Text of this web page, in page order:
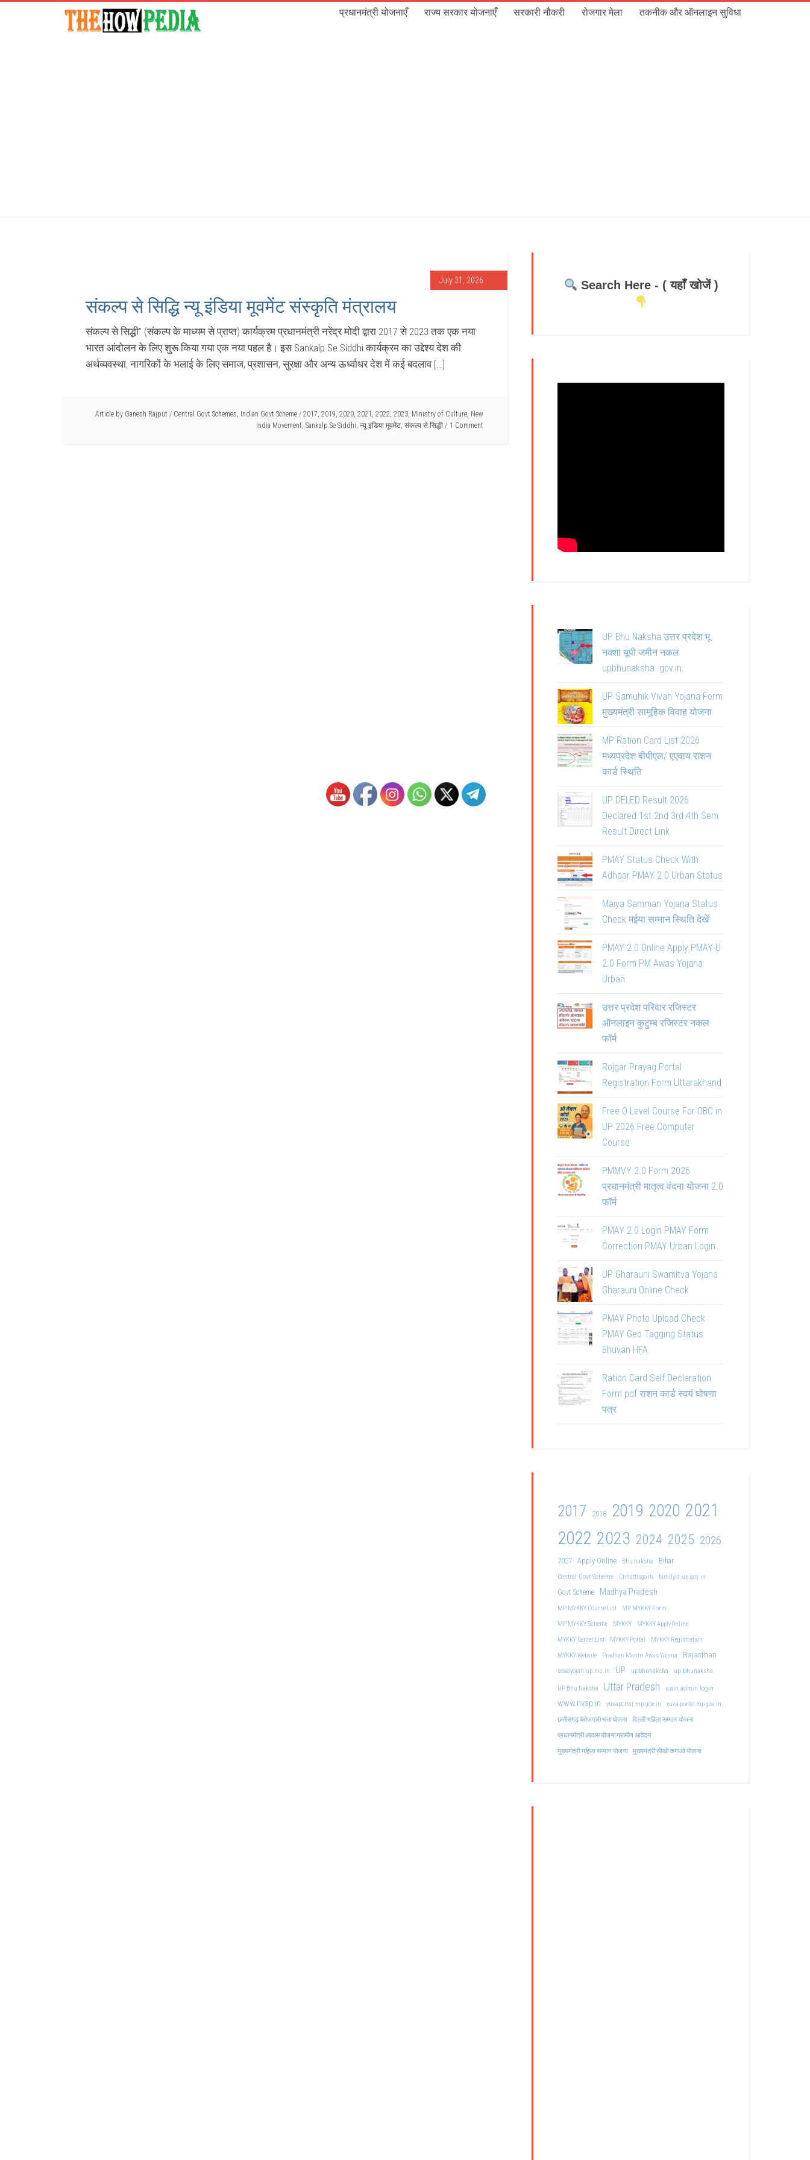
प्रधानमंत्री योजनाएँ राज्य सरकार योजनाएँ सरकारी नौकरी रोजगार मेला तकनीक और ऑनलाइन सुविधा
July 31, 2026
संकल्प से सिद्धि न्यू इंडिया मूवमेंट संस्कृति मंत्रालय
संकल्प से सिद्धी” (संकल्प के माध्यम से प्राप्त) कार्यक्रम प्रधानमंत्री नरेंद्र मोदी द्वारा 2017 से 2023 तक एक नया
भारत आंदोलन के लिए शुरू किया गया एक नया पहल है। इस Sankalp Se Siddhi कार्यक्रम का उद्देश्य देश की
अर्थव्यवस्था, नागरिकों के भलाई के लिए समाज, प्रशासन, सुरक्षा और अन्य ऊर्ध्वाधर देश में कई बदलाव […]
Article by Ganesh Rajput / Central Govt Schemes, Indian Govt Scheme / 2017, 2019, 2020, 2021 , 2022, 2023, Ministry of Culture, New
India Movement, Sankalp Se Siddhi, न्यू इंडिया मूवमेंट, संकल्प से सिद्धी 1 Comment
Search Here - ( यहाँ खोजें )
UP Bhu Naksha उत्तर प्रदेश भू
नक्शा यूपी जमीन नकल
upbhunaksha .gov.in
UP Samuhik Vivah Yojana Form
मुख्यमंत्री सामूहिक विवाह योजना
MP Ration Card List 2026
मध्यप्रदेश बीपीएल/ एएवाय राशन
कार्ड स्थिति
UP DELED Result 2026
Declared 1st 2nd 3rd 4th Sem
Result Direct Link
PMAY Status Check With
Adhaar PMAY 2.0 Urban Status
Maiya Samman Yojana Status
Check मईया सम्मान स्थिति देखें
PMAY 2.0 Online Apply PMAY-U
2.0 Form PM Awas Yojana
Urban
उत्तर प्रदेश परिवार रजिस्टर
ऑनलाइन कुटुम्ब रजिस्टर नकल
फॉर्म
Rojgar Prayag Portal
Registration Form Uttarakhand
Free O Level Course For OBC in
UP 2026 Free Computer
Course
PMMVY 2.0 Form 2026
प्रधानमंत्री मातृत्व वंदना योजना 2.0
फॉर्म
PMAY 2.0 Login PMAY Form
Correction PMAY Urban Login
UP Gharauni Swamitva Yojana
Gharauni Online Check
PMAY Photo Upload Check
PMAY Geo Tagging Status
Bhuvan HFA
Ration Card Self Declaration
Form pdf राशन कार्ड स्वयं घोषणा
पत्र
2017 2018 2019 2020 2021
2022 2023 2024 2025 2026
2027 Apply Online Bhu naksha
Bihar
Central Govt Scheme
Chhattisgarh familyid.up.gov.in
Govt Scheme Madhya Pradesh
MP MYKKY Course List
MP MYKKY Form
MP MYKKY Scheme
MYKKY
MYKKY Apply Online
MYKKY Center List
MYKKY Portal
MYKKY Registration
MYKKY Website
Pradhan Mantri Awas Yojana Rajasthan
sewayojan.up.nic.in UP upbhunaksha up bhunaksha
UP Bhu Naksha Uttar Pradesh uwin admin login
www.nvsp.in yuvaportal.mp.gov.in
yuva portal mp gov.in
छत्तीसगढ़ बेरोजगारी भत्ता योजना
दिल्ली महिला सम्मान योजना
प्रधानमंत्री आवास योजना ग्रामीण आवेदन
मुख्यमंत्री महिला सम्मान योजना मुख्यमंत्री सीखो कमाओ योजना